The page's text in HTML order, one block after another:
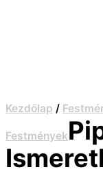
Kezdőlap /
Festmények